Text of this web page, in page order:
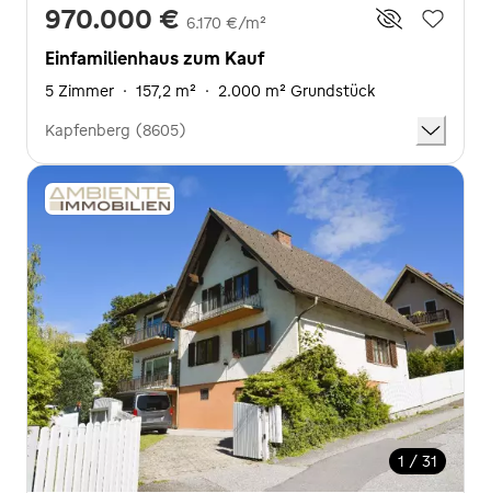
970.000 € 6.170 €/m²
Einfamilienhaus zum Kauf
5 Zimmer · 157,2 m² · 2.000 m² Grundstück
Kapfenberg (8605)
1 / 31